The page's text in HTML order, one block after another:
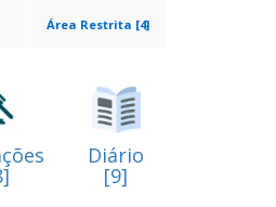
Área Restrita [4]
Diário
[9]